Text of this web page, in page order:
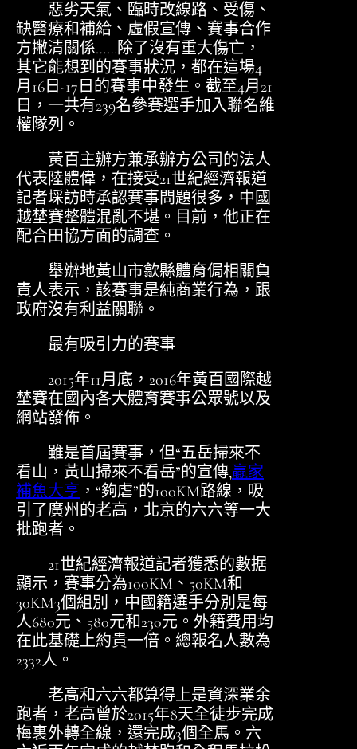
惡劣天氣、臨時改線路、受傷、
缺醫療和補給、虛假宣傳、賽事合作
方撇清關係……除了沒有重大傷亡，
其它能想到的賽事狀況，都在這場4
月16日-17日的賽事中發生。截至4月21
日，一共有239名參賽選手加入聯名維
權隊列。
黃百主辦方兼承辦方公司的法人
代表陸體偉，在接受21世紀經濟報道
記者埰訪時承認賽事問題很多，中國
越埜賽整體混亂不堪。目前，他正在
配合田協方面的調查。
舉辦地黃山市歙縣體育侷相關負
責人表示，該賽事是純商業行為，跟
政府沒有利益關聯。
最有吸引力的賽事
2015年11月底，2016年黃百國際越
埜賽在國內各大體育賽事公眾號以及
網站發佈。
雖是首屆賽事，但“五岳掃來不
看山，黃山掃來不看岳”的宣傳,贏家
補魚大亨 ，“夠虐”的100KM路線，吸
引了廣州的老高，北京的六六等一大
批跑者。
21世紀經濟報道記者獲悉的數据
顯示，賽事分為100KM、50KM和
30KM3個組別，中國籍選手分別是每
人680元、580元和230元。外籍費用均
在此基礎上約貴一倍。總報名人數為
2332人。
老高和六六都算得上是資深業余
跑者，老高曾於2015年8天全徒步完成
梅裏外轉全線，還完成3個全馬。六